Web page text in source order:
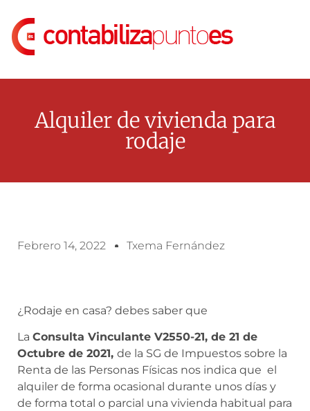
Alquiler de vivienda para
rodaje
Febrero 14, 2022 Txema Fernández
¿Rodaje en casa? debes saber que
La Consulta Vinculante V2550-21, de 21 de
Octubre de 2021, de la SG de Impuestos sobre la
Renta de las Personas Físicas nos indica que el
alquiler de forma ocasional durante unos días y
de forma total o parcial una vivienda habitual para